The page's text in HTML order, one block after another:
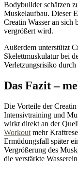
Bodybuilder schätzen
Muskelaufbau. Dieser
Creatin Wasser an sich
vergrößert wird.
Außerdem unterstützt
Skelettmuskulatur bei
Verletzungsrisiko
Das Fazit –
Die Vorteile der
Intensivtraining und
wirkt direkt an der
Workout mehr
Ermüdungsfall später
Vergrößerung des
die verstärkte